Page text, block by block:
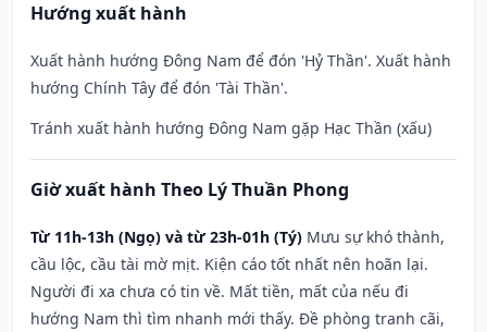
Hướng xuất hành
Xuất hành hướng Đông Nam để đón 'Hỷ Thần'. Xuất hành
hướng Chính Tây để đón 'Tài Thần'.
Tránh xuất hành hướng Đông Nam gặp Hạc Thần (xấu)
Giờ xuất hành Theo Lý Thuần Phong
Từ 11h-13h (Ngọ) và từ 23h-01h (Tý) Mưu sự khó thành,
cầu lộc, cầu tài mờ mịt. Kiện cáo tốt nhất nên hoãn lại.
Người đi xa chưa có tin về. Mất tiền, mất của nếu đi
hướng Nam thì tìm nhanh mới thấy. Đề phòng tranh cãi,